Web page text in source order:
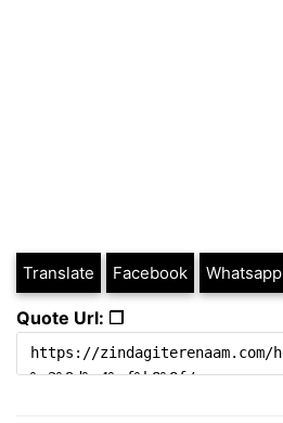
Translate Facebook Whatsapp
Quote Url: ❐